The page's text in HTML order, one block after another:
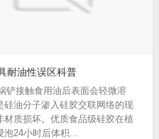
耐油性误区科普
铲接触食用油后表面会轻微溶
硅油分子渗入硅胶交联网络的现
材质损坏。优质食品级硅胶在植
泡24小时后体积...